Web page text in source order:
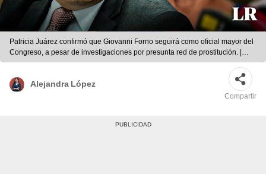
Patricia Juárez confirmó que Giovanni Forno seguirá como oficial mayor del
Congreso, a pesar de investigaciones por presunta red de prostitución. |
Composición: Gerson Cardoso / La República.
Alejandra López
Compartir